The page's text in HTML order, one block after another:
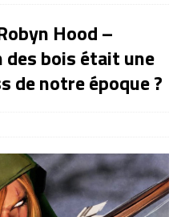
Hood –
des bois était une
de notre époque ?